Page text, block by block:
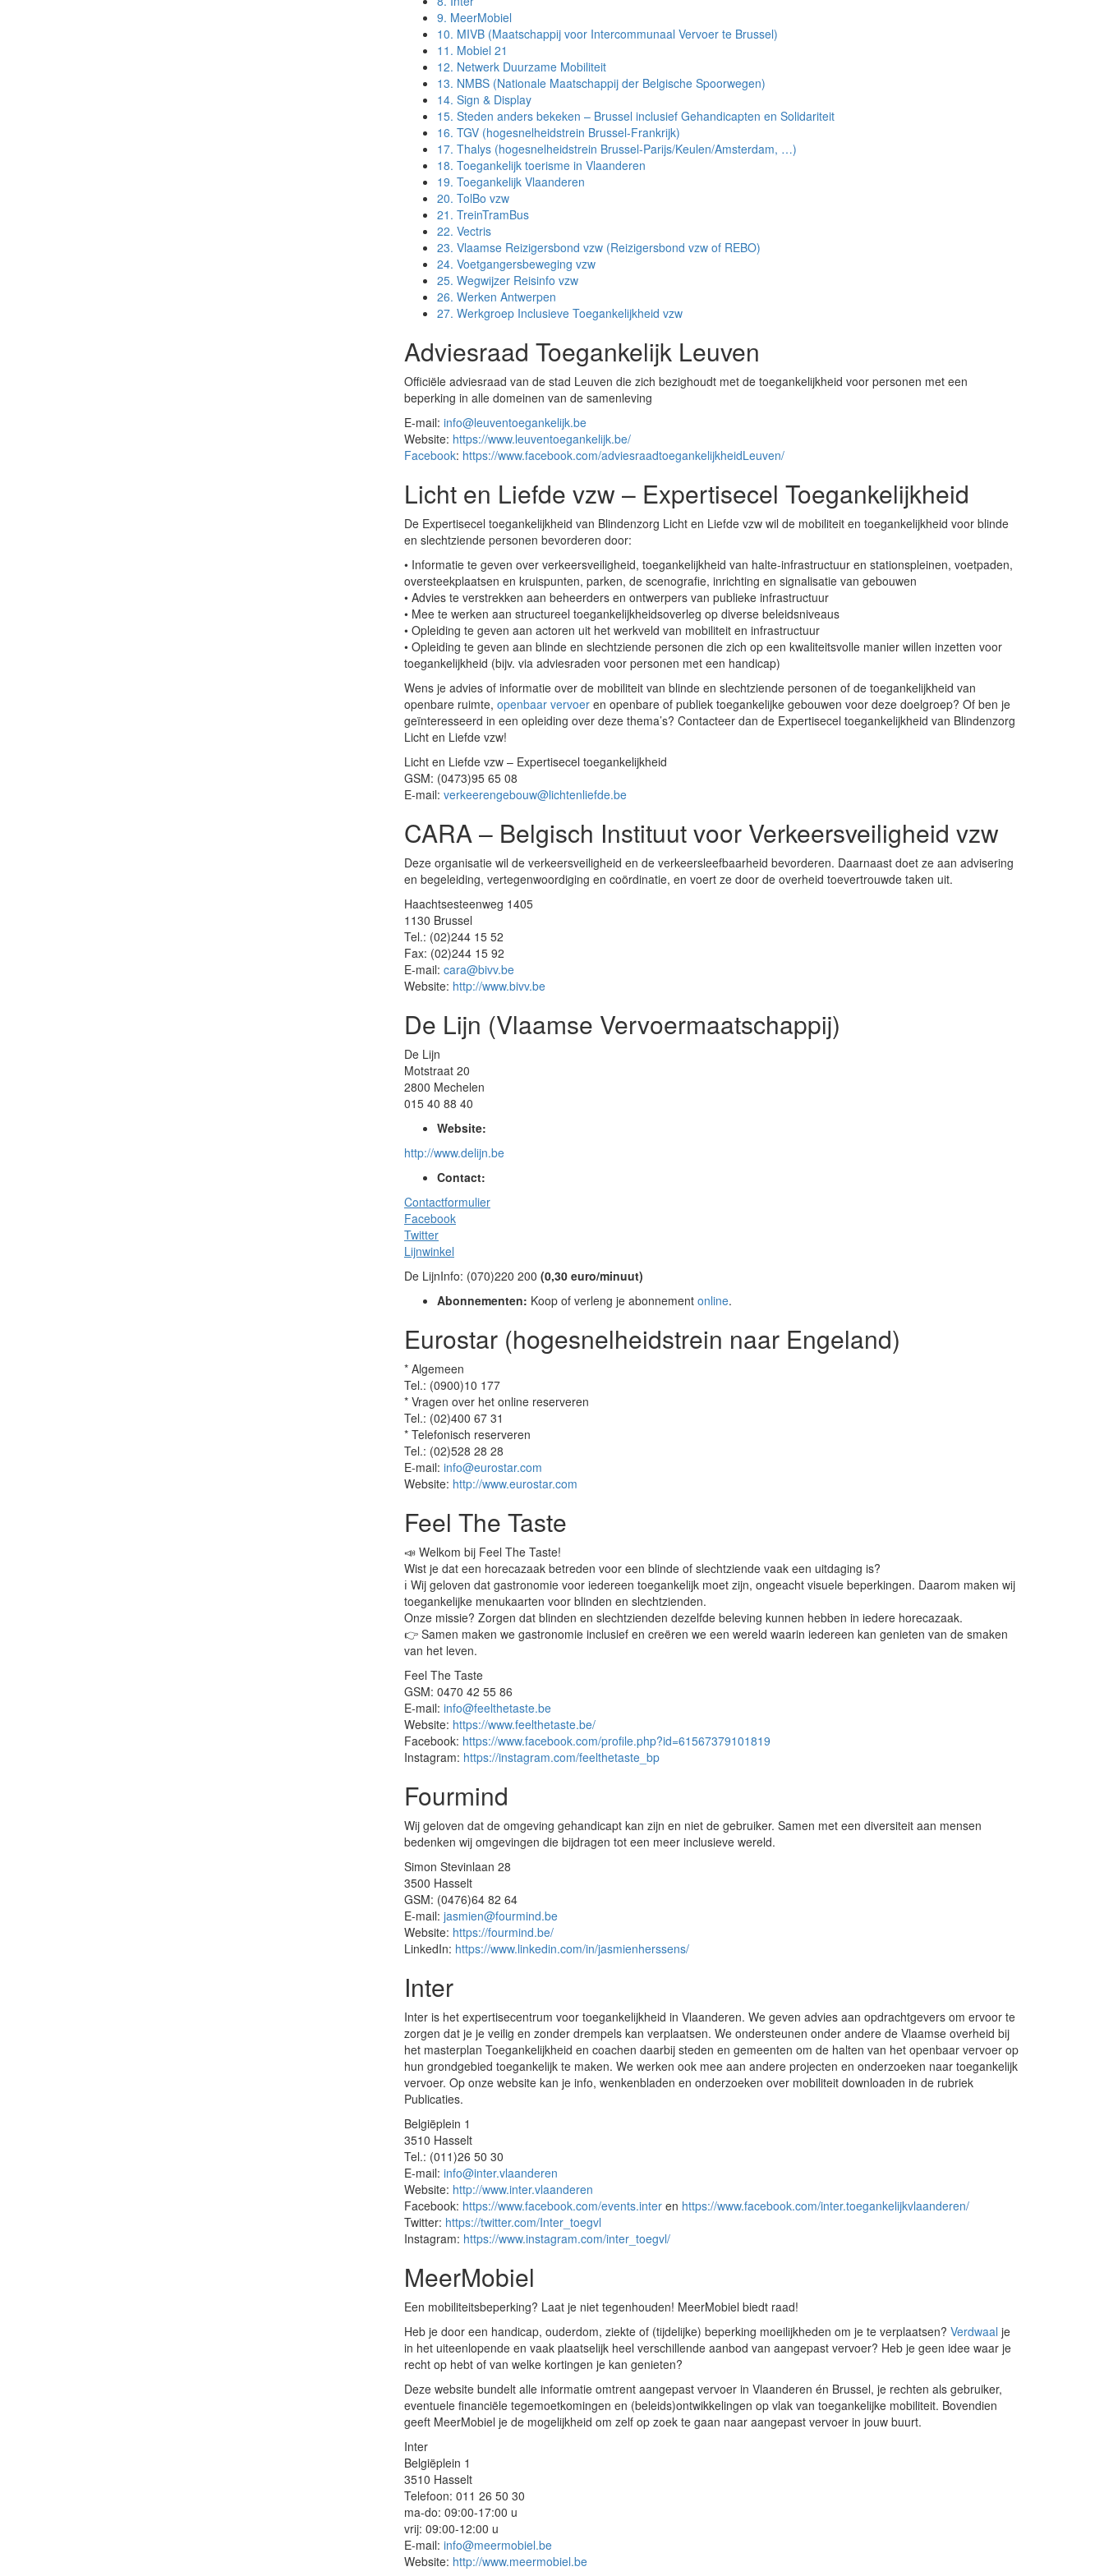
9. MeerMobiel
10. MIVB (Maatschappij voor Intercommunaal Vervoer te Brussel)
11. Mobiel 21
12. Netwerk Duurzame Mobiliteit
13. NMBS (Nationale Maatschappij der Belgische Spoorwegen)
14. Sign & Display
15. Steden anders bekeken – Brussel inclusief Gehandicapten en Solidariteit
16. TGV (hogesnelheidstrein Brussel-Frankrijk)
17. Thalys (hogesnelheidstrein Brussel-Parijs/Keulen/Amsterdam, …)
18. Toegankelijk toerisme in Vlaanderen
19. Toegankelijk Vlaanderen
20. TolBo vzw
21. TreinTramBus
22. Vectris
23. Vlaamse Reizigersbond vzw (Reizigersbond vzw of REBO)
24. Voetgangersbeweging vzw
25. Wegwijzer Reisinfo vzw
26. Werken Antwerpen
27. Werkgroep Inclusieve Toegankelijkheid vzw
Adviesraad Toegankelijk Leuven
Officiële adviesraad van de stad Leuven die zich bezighoudt met de toegankelijkheid voor personen met een
beperking in alle domeinen van de samenleving
E-mail: info@leuventoegankelijk.be
Website: https://www.leuventoegankelijk.be/
Facebook: https://www.facebook.com/adviesraadtoegankelijkheidLeuven/
Licht en Liefde vzw – Expertisecel Toegankelijkheid
De Expertisecel toegankelijkheid van Blindenzorg Licht en Liefde vzw wil de mobiliteit en toegankelijkheid voor blinde
en slechtziende personen bevorderen door:
• Informatie te geven over verkeersveiligheid, toegankelijkheid van halte-infrastructuur en stationspleinen, voetpaden,
oversteekplaatsen en kruispunten, parken, de scenografie, inrichting en signalisatie van gebouwen
• Advies te verstrekken aan beheerders en ontwerpers van publieke infrastructuur
• Mee te werken aan structureel toegankelijkheidsoverleg op diverse beleidsniveaus
• Opleiding te geven aan actoren uit het werkveld van mobiliteit en infrastructuur
• Opleiding te geven aan blinde en slechtziende personen die zich op een kwaliteitsvolle manier willen inzetten voor
toegankelijkheid (bijv. via adviesraden voor personen met een handicap)
Wens je advies of informatie over de mobiliteit van blinde en slechtziende personen of de toegankelijkheid van
openbare ruimte, openbaar vervoer en openbare of publiek toegankelijke gebouwen voor deze doelgroep? Of ben je
geïnteresseerd in een opleiding over deze thema’s? Contacteer dan de Expertisecel toegankelijkheid van Blindenzorg
Licht en Liefde vzw!
Licht en Liefde vzw – Expertisecel toegankelijkheid
GSM: (0473)95 65 08
E-mail: verkeerengebouw@lichtenliefde.be
CARA – Belgisch Instituut voor Verkeersveiligheid vzw
Deze organisatie wil de verkeersveiligheid en de verkeersleefbaarheid bevorderen. Daarnaast doet ze aan advisering
en begeleiding, vertegenwoordiging en coördinatie, en voert ze door de overheid toevertrouwde taken uit.
Haachtsesteenweg 1405
1130 Brussel
Tel.: (02)244 15 52
Fax: (02)244 15 92
E-mail: cara@bivv.be
Website: http://www.bivv.be
De Lijn (Vlaamse Vervoermaatschappij)
De Lijn
Motstraat 20
2800 Mechelen
015 40 88 40
Website:
http://www.delijn.be
Contact:
Contactformulier
Facebook
Twitter
Lijnwinkel
De LijnInfo: (070)220 200 (0,30 euro/minuut)
Abonnementen: Koop of verleng je abonnement online.
Eurostar (hogesnelheidstrein naar Engeland)
* Algemeen
Tel.: (0900)10 177
* Vragen over het online reserveren
Tel.: (02)400 67 31
* Telefonisch reserveren
Tel.: (02)528 28 28
E-mail: info@eurostar.com
Website: http://www.eurostar.com
Feel The Taste
📣 Welkom bij Feel The Taste!
Wist je dat een horecazaak betreden voor een blinde of slechtziende vaak een uitdaging is?
ℹ Wij geloven dat gastronomie voor iedereen toegankelijk moet zijn, ongeacht visuele beperkingen. Daarom maken wij
toegankelijke menukaarten voor blinden en slechtzienden.
Onze missie? Zorgen dat blinden en slechtzienden dezelfde beleving kunnen hebben in iedere horecazaak.
👉 Samen maken we gastronomie inclusief en creëren we een wereld waarin iedereen kan genieten van de smaken
van het leven.
Feel The Taste
GSM: 0470 42 55 86
E-mail: info@feelthetaste.be
Website: https://www.feelthetaste.be/
Facebook: https://www.facebook.com/profile.php?id=61567379101819
Instagram: https://instagram.com/feelthetaste_bp
Fourmind
Wij geloven dat de omgeving gehandicapt kan zijn en niet de gebruiker. Samen met een diversiteit aan mensen
bedenken wij omgevingen die bijdragen tot een meer inclusieve wereld.
Simon Stevinlaan 28
3500 Hasselt
GSM: (0476)64 82 64
E-mail: jasmien@fourmind.be
Website: https://fourmind.be/
LinkedIn: https://www.linkedin.com/in/jasmienherssens/
Inter
Inter is het expertisecentrum voor toegankelijkheid in Vlaanderen. We geven advies aan opdrachtgevers om ervoor te
zorgen dat je je veilig en zonder drempels kan verplaatsen. We ondersteunen onder andere de Vlaamse overheid bij
het masterplan Toegankelijkheid en coachen daarbij steden en gemeenten om de halten van het openbaar vervoer op
hun grondgebied toegankelijk te maken. We werken ook mee aan andere projecten en onderzoeken naar toegankelijk
vervoer. Op onze website kan je info, wenkenbladen en onderzoeken over mobiliteit downloaden in de rubriek
Publicaties.
Belgiëplein 1
3510 Hasselt
Tel.: (011)26 50 30
E-mail: info@inter.vlaanderen
Website: http://www.inter.vlaanderen
Facebook: https://www.facebook.com/events.inter en https://www.facebook.com/inter.toegankelijkvlaanderen/
Twitter: https://twitter.com/Inter_toegvl
Instagram: https://www.instagram.com/inter_toegvl/
MeerMobiel
Een mobiliteitsbeperking? Laat je niet tegenhouden! MeerMobiel biedt raad!
Heb je door een handicap, ouderdom, ziekte of (tijdelijke) beperking moeilijkheden om je te verplaatsen? Verdwaal je
in het uiteenlopende en vaak plaatselijk heel verschillende aanbod van aangepast vervoer? Heb je geen idee waar je
recht op hebt of van welke kortingen je kan genieten?
Deze website bundelt alle informatie omtrent aangepast vervoer in Vlaanderen én Brussel, je rechten als gebruiker,
eventuele financiële tegemoetkomingen en (beleids)ontwikkelingen op vlak van toegankelijke mobiliteit. Bovendien
geeft MeerMobiel je de mogelijkheid om zelf op zoek te gaan naar aangepast vervoer in jouw buurt.
Inter
Belgiëplein 1
3510 Hasselt
Telefoon: 011 26 50 30
ma-do: 09:00-17:00 u
vrij: 09:00-12:00 u
E-mail: info@meermobiel.be
Website: http://www.meermobiel.be